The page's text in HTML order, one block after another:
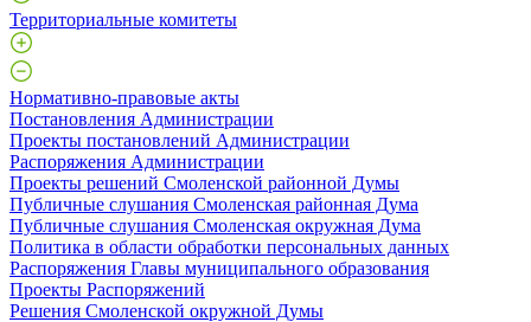
Территориальные комитеты
Нормативно-правовые акты
Постановления Администрации
Проекты постановлений Администрации
Распоряжения Администрации
Проекты решений Смоленской районной Думы
Публичные слушания Смоленская районная Дума
Публичные слушания Смоленская окружная Дума
Политика в области обработки персональных данных
Распоряжения Главы муниципального образования
Проекты Распоряжений
Решения Смоленской окружной Думы